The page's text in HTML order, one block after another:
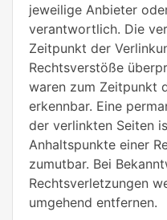
jeweilige Anbieter
verantwortlich. Die
Zeitpunkt der
Rechtsverstöße
waren zum Zeitpunkt
erkennbar. Eine
der verlinkten Seiten
Anhaltspunkte einer
zumutbar. Bei
Rechtsverletzungen
umgehend entfernen.